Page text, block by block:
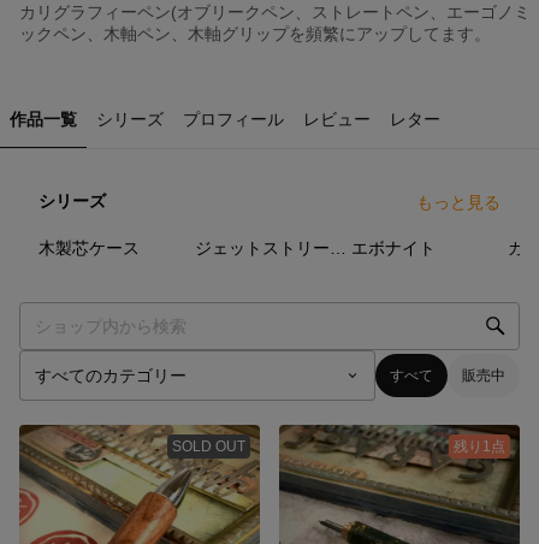
カリグラフィーペン(オブリークペン、ストレートペン、エーゴノミ
ックペン、木軸ペン、木軸グリップを頻繁にアップしてます。
作品一覧 シリーズ プロフィール レビュー レター
シリーズ もっと見る
木製芯ケース エボナイト カ
すべて 販売中
SOLD OUT 残り1点